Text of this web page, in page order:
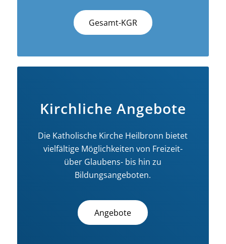
Gesamt-KGR
Kirchliche Angebote
Die Katholische Kirche Heilbronn bietet
vielfältige Möglichkeiten von Freizeit-
über Glaubens- bis hin zu
Bildungsangeboten.
Angebote